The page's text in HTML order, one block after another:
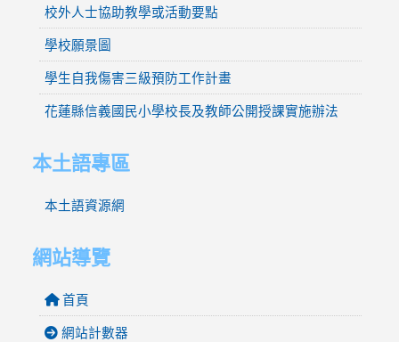
校外人士協助教學或活動要點
學校願景圖
學生自我傷害三級預防工作計畫
花蓮縣信義國民小學校長及教師公開授課實施辦法
本土語專區
本土語資源網
網站導覽
首頁
網站計數器